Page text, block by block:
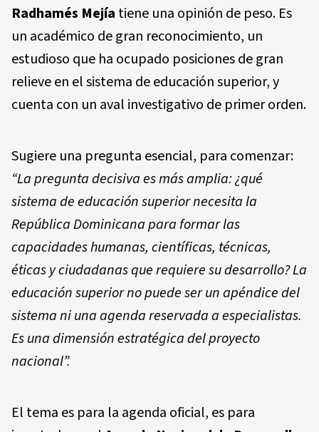
Radhamés Mejía tiene una opinión de peso. Es
un académico de gran reconocimiento, un
estudioso que ha ocupado posiciones de gran
relieve en el sistema de educación superior, y
cuenta con un aval investigativo de primer orden.
Sugiere una pregunta esencial, para comenzar:
“La pregunta decisiva es más amplia: ¿qué
sistema de educación superior necesita la
República Dominicana para formar las
capacidades humanas, científicas, técnicas,
éticas y ciudadanas que requiere su desarrollo? La
educación superior no puede ser un apéndice del
sistema ni una agenda reservada a especialistas.
Es una dimensión estratégica del proyecto
nacional”.
El tema es para la agenda oficial, es para